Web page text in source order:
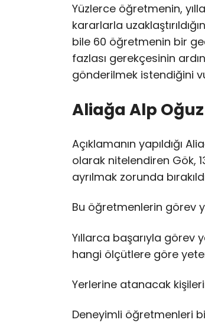
Yüzlerce öğretmenin,
kararlarla
bile 60 öğretmenin bir
fazlası gerekçesinin
gönderilmek istendiğini
Aliağa Alp
Açıklamanın yapıldığı
olarak nitelendiren Gök,
ayrılmak zorunda
Bu öğretmenlerin görev
Yıllarca başarıyla görev
hangi ölçütlere göre
Yerlerine atanacak
Deneyimli öğretmenleri